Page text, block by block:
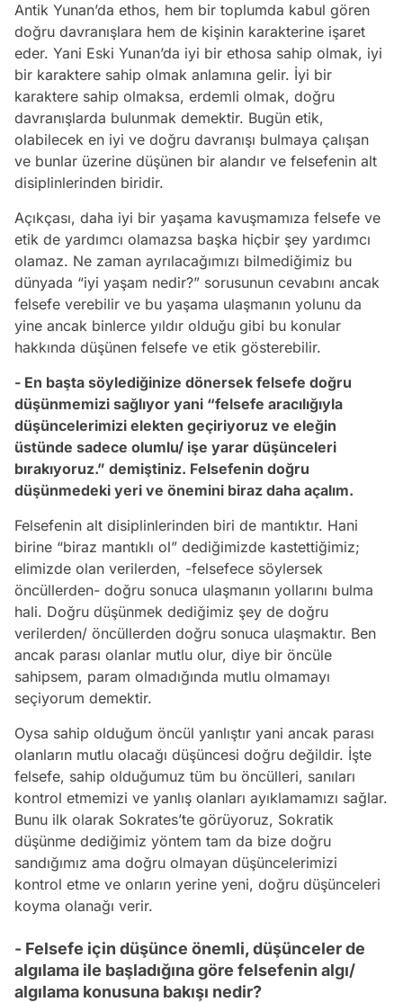
Antik Yunan’da ethos, hem bir toplumda kabul gören
doğru davranışlara hem de kişinin karakterine işaret
eder. Yani Eski Yunan’da iyi bir ethosa sahip olmak, iyi
bir karaktere sahip olmak anlamına gelir. İyi bir
karaktere sahip olmaksa, erdemli olmak, doğru
davranışlarda bulunmak demektir. Bugün etik,
olabilecek en iyi ve doğru davranışı bulmaya çalışan
ve bunlar üzerine düşünen bir alandır ve felsefenin alt
disiplinlerinden biridir.
Açıkçası, daha iyi bir yaşama kavuşmamıza felsefe ve
etik de yardımcı olamazsa başka hiçbir şey yardımcı
olamaz. Ne zaman ayrılacağımızı bilmediğimiz bu
dünyada “iyi yaşam nedir?” sorusunun cevabını ancak
felsefe verebilir ve bu yaşama ulaşmanın yolunu da
yine ancak binlerce yıldır olduğu gibi bu konular
hakkında düşünen felsefe ve etik gösterebilir.
- En başta söylediğinize dönersek felsefe doğru
düşünmemizi sağlıyor yani “felsefe aracılığıyla
düşüncelerimizi elekten geçiriyoruz ve eleğin
üstünde sadece olumlu/ işe yarar düşünceleri
bırakıyoruz.” demiştiniz. Felsefenin doğru
düşünmedeki yeri ve önemini biraz daha açalım.
Felsefenin alt disiplinlerinden biri de mantıktır. Hani
birine “biraz mantıklı ol” dediğimizde kastettiğimiz;
elimizde olan verilerden, -felsefece söylersek
öncüllerden- doğru sonuca ulaşmanın yollarını bulma
hali. Doğru düşünmek dediğimiz şey de doğru
verilerden/ öncüllerden doğru sonuca ulaşmaktır. Ben
ancak parası olanlar mutlu olur, diye bir öncüle
sahipsem, param olmadığında mutlu olmamayı
seçiyorum demektir.
Oysa sahip olduğum öncül yanlıştır yani ancak parası
olanların mutlu olacağı düşüncesi doğru değildir. İşte
felsefe, sahip olduğumuz tüm bu öncülleri, sanıları
kontrol etmemizi ve yanlış olanları ayıklamamızı sağlar.
Bunu ilk olarak Sokrates’te görüyoruz, Sokratik
düşünme dediğimiz yöntem tam da bize doğru
sandığımız ama doğru olmayan düşüncelerimizi
kontrol etme ve onların yerine yeni, doğru düşünceleri
koyma olanağı verir.
- Felsefe için düşünce önemli, düşünceler de
algılama ile başladığına göre felsefenin algı/
algılama konusuna bakışı nedir?